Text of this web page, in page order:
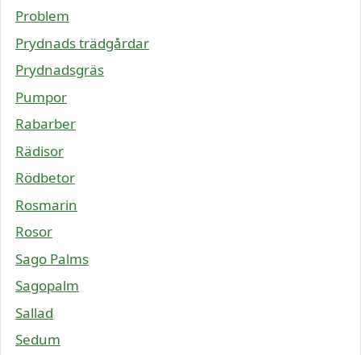
Problem
Prydnads trädgårdar
Prydnadsgräs
Pumpor
Rabarber
Rädisor
Rödbetor
Rosmarin
Rosor
Sago Palms
Sagopalm
Sallad
Sedum